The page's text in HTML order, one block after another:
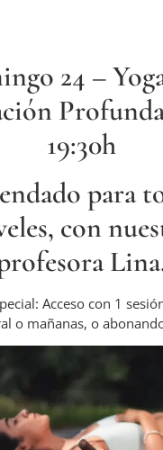
24 –
19:30h
para
con
Acceso con 1
o mañanas, o